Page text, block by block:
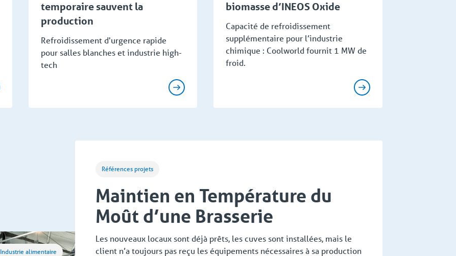
temporaire sauvent la
production
Refroidissement d'urgence rapide
pour salles blanches et industrie high-
tech
biomasse d’INEOS Oxide
Capacité de refroidissement
supplémentaire pour l’industrie
chimique : Coolworld fournit 1 MW de
froid.
Références projets
Maintien en Température du
Moût d’une Brasserie
Les nouveaux locaux sont déjà prêts, les cuves sont installées, mais le
client n’a toujours pas reçu les équipements nécessaires à sa production
Industrie alimentaire